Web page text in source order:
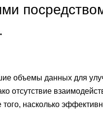
объемы данных для
отсутствие
насколько